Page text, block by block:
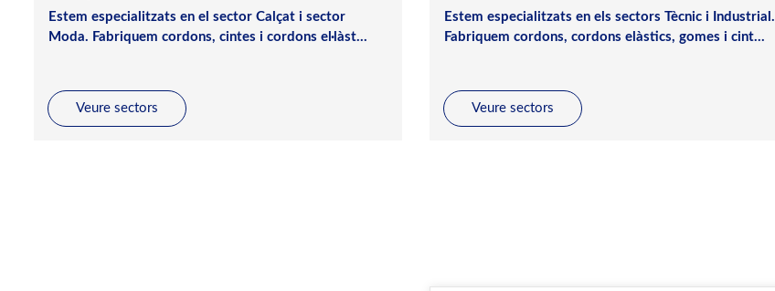
Estem especialitzats en el sector Calçat i sector
Moda. Fabriquem cordons, cintes i cordons el·làst...
Veure sectors
Estem especialitzats en els sectors Tècnic i Industrial.
Fabriquem cordons, cordons elàstics, gomes i cint...
Veure sectors